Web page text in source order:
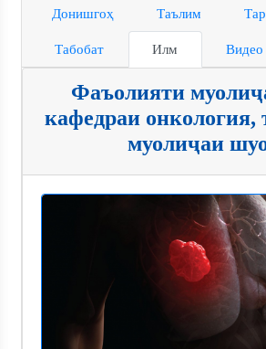
Донишгоҳ Таълим
Табобат Илм Видео
Фаъолияти
кафедраи онкология,
муолиҷаи